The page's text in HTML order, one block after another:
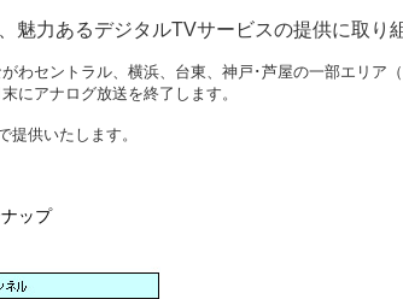
力あるデジタルTVサービスの提供に取り
わセントラル、横浜、台東、神戸･芦屋の一部エリア
にアナログ放送を終了します。
供いたします。
ップ